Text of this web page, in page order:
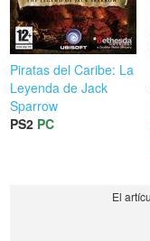
Piratas del Caribe: La
Leyenda de Jack
Sparrow
PS2 PC